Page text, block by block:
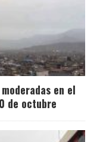
en el
de octubre